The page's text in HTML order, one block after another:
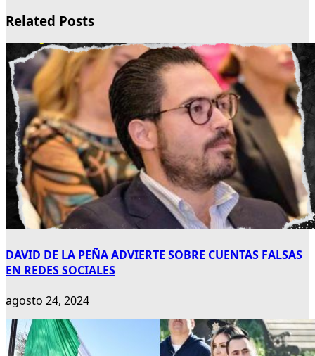
Related Posts
DAVID DE LA PEÑA ADVIERTE SOBRE CUENTAS FALSAS
EN REDES SOCIALES
agosto 24, 2024